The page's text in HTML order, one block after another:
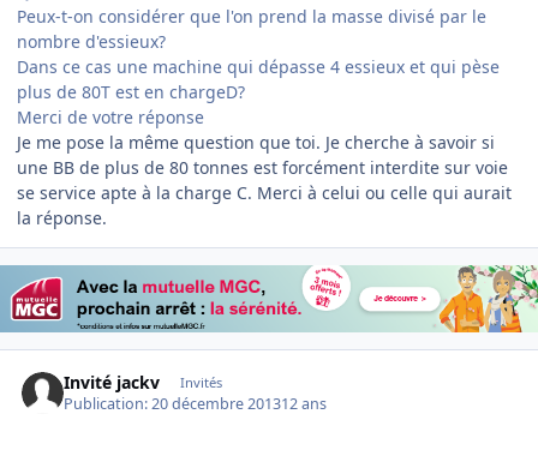
Peux-t-on considérer que l'on prend la masse divisé par le
nombre d'essieux?
Dans ce cas une machine qui dépasse 4 essieux et qui pèse
plus de 80T est en chargeD?
Merci de votre réponse
Je me pose la même question que toi. Je cherche à savoir si
une BB de plus de 80 tonnes est forcément interdite sur voie
se service apte à la charge C. Merci à celui ou celle qui aurait
la réponse.
Invité jackv Invités
Publication:20 décembre 201312 ans